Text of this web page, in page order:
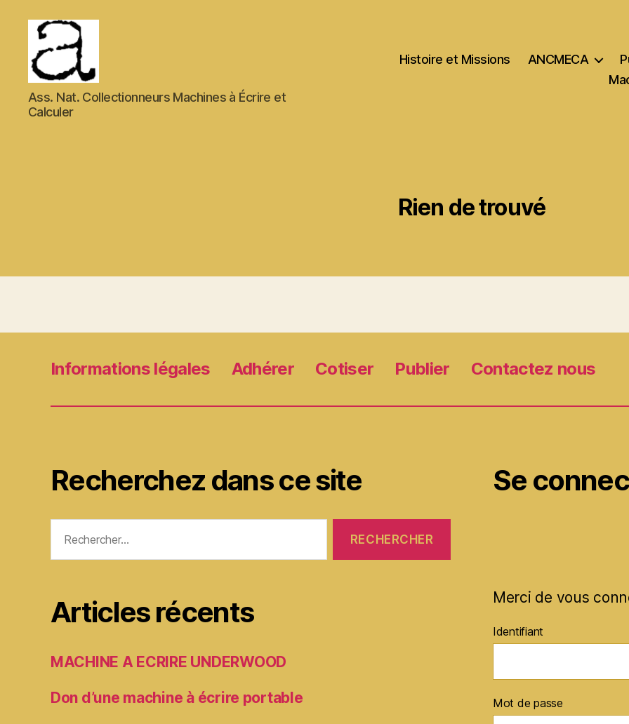
ANCMECA
Ass. Nat. Collectionneurs Machines à Écrire et
Calculer
Histoire et Missions ANCMECA
Rien de trouvé
Informations légales Adhérer Cotiser Publier Contactez nous
Recherchez dans ce site
Articles récents
MACHINE A ECRIRE UNDERWOOD
Don d’une machine à écrire portable
Se
Merci de vous
Identifiant
Mot de passe